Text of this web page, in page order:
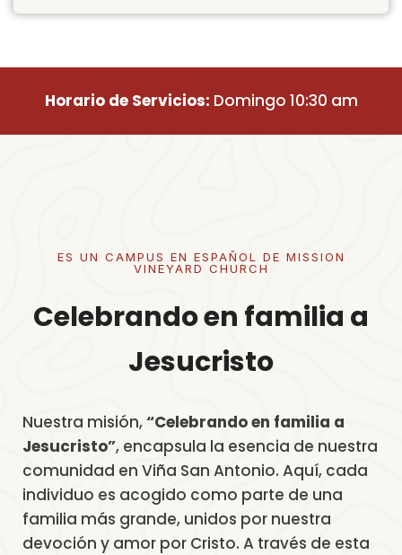
Horario de Servicios: Domingo 10:30 am
ES UN CAMPUS EN ESPAÑOL DE MISSION
VINEYARD CHURCH
Celebrando en familia a
Jesucristo
Nuestra misión,“Celebrando en familia a
Jesucristo”, encapsula la esencia de nuestra
comunidad en Viña San Antonio. Aquí, cada
individuo es acogido como parte de una
familia más grande, unidos por nuestra
devoción y amor por Cristo. A través de esta